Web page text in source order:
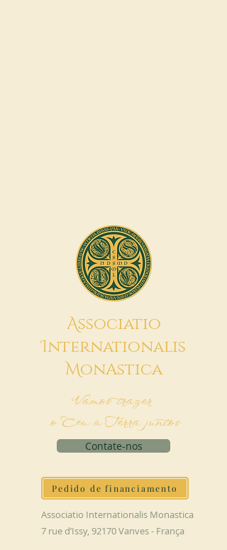
Associatio
Internationalis
MonAstica
Vamos trazer
o Céu à Terra juntos
Contate-nos
Pedido de financiamento
Associatio Internationalis Monastica
7 rue d’Issy, 92170 Vanves - França